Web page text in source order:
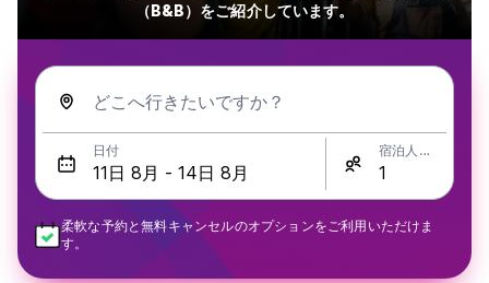
（B&B）をご紹介しています。
どこへ行きたいですか？
日付 宿泊人数
柔軟な予約と無料キャンセルのオプションをご利用いただけま
す。